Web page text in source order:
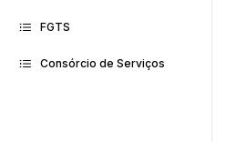
FGTS
Consórcio de Serviços